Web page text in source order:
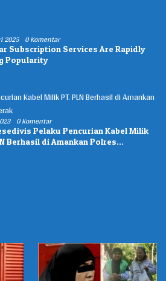
2025 0 Komentar
Subscription Services Are Rapidly
Popularity
0 Komentar
Pelaku Pencurian Kabel Milik
Berhasil di Amankan Polres